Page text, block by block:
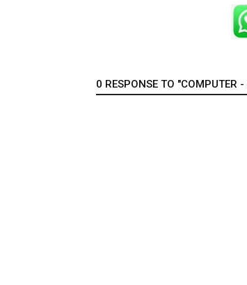
0 RESPONSE TO "COMPUTER